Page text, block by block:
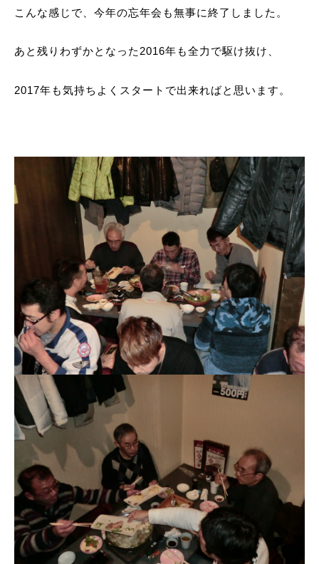
こんな感じで、今年の忘年会も無事に終了しました。
あと残りわずかとなった2016年も全力で駆け抜け、
2017年も気持ちよくスタートで出来ればと思います。